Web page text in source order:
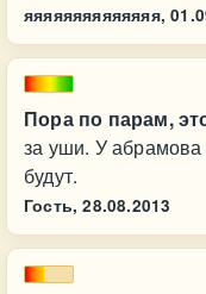
яяяяяяяяяяяяяя,
Пора по парам,
за уши. У абрамова
будут.
Гость, 28.08.2013